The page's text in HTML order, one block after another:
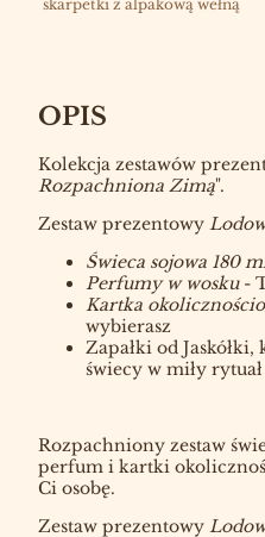
skarpetki z alpakową wełną
OPIS
Kolekcja zestawów
Rozpachniona Zimą".
Zestaw prezentowy
Świeca sojowa 180
Perfumy w wosku-
Kartka
wybierasz
Zapałki od
świecy w miły rytuał
Rozpachniony zestaw
perfum i kartki
Ci osobę.
Zestaw prezentowy